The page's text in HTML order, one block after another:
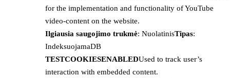
for the implementation and functionality of YouTube
video-content on the website.
Ilgiausia saugojimo trukmė: NuolatinisTipas:
IndeksuojamaDB
TESTCOOKIESENABLEDUsed to track user’s
interaction with embedded content.